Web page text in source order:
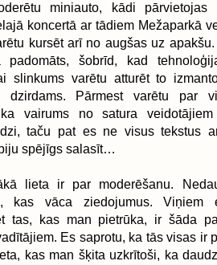
miniauto, kādi pārvietojas
koncertā ar tādiem Mežaparkā
kursēt arī no augšas uz
padomāts, šobrīd, kad
slinkums varētu atturēt to
Pārmest varētu par
vairums no satura
taču pat es ne visus tekstus
spējīgs salasīt…
lieta ir par moderēšanu.
kas vāca ziedojumus.
tas, kas man pietrūka, ir šāda
Es saprotu, ka tās visas ir
kas man šķita uzkrītoši, ka